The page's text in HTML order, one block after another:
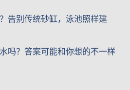
告别传统砂缸，泳池照样建
吗？答案可能和你想的不一样